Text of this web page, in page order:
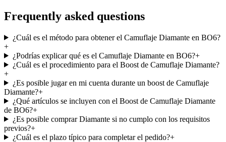
Frequently asked questions
¿Cuál es el método para obtener el Camuflaje Diamante en BO6?
+
¿Podrías explicar qué es el Camuflaje Diamante en BO6?+
¿Cuál es el procedimiento para el Boost de Camuflaje Diamante?
+
¿Es posible jugar en mi cuenta durante un boost de Camuflaje
Diamante?+
¿Qué artículos se incluyen con el Boost de Camuflaje Diamante
de BO6?+
¿Es posible comprar Diamante si no cumplo con los requisitos
previos?+
¿Cuál es el plazo típico para completar el pedido?+